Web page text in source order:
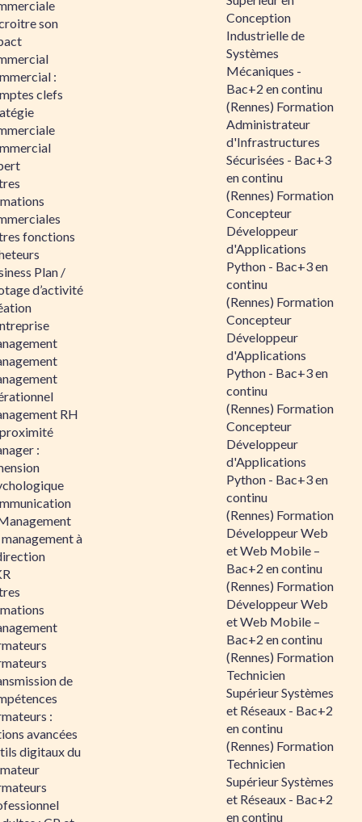
son
:
clefs
fonctions
Plan /
d’activité
RH
:
à
de
:
avancées
digitaux du
Conception
Industrielle de
Systèmes
Mécaniques -
Bac+2 en continu
(Rennes) Formation
Administrateur
d'Infrastructures
Sécurisées - Bac+3
en continu
(Rennes) Formation
Concepteur
Développeur
d'Applications
Python - Bac+3 en
continu
(Rennes) Formation
Concepteur
Développeur
d'Applications
Python - Bac+3 en
continu
(Rennes) Formation
Concepteur
Développeur
d'Applications
Python - Bac+3 en
continu
(Rennes) Formation
Développeur Web
et Web Mobile –
Bac+2 en continu
(Rennes) Formation
Développeur Web
et Web Mobile –
Bac+2 en continu
(Rennes) Formation
Technicien
Supérieur Systèmes
et Réseaux - Bac+2
en continu
(Rennes) Formation
Technicien
Supérieur Systèmes
et Réseaux - Bac+2
en continu